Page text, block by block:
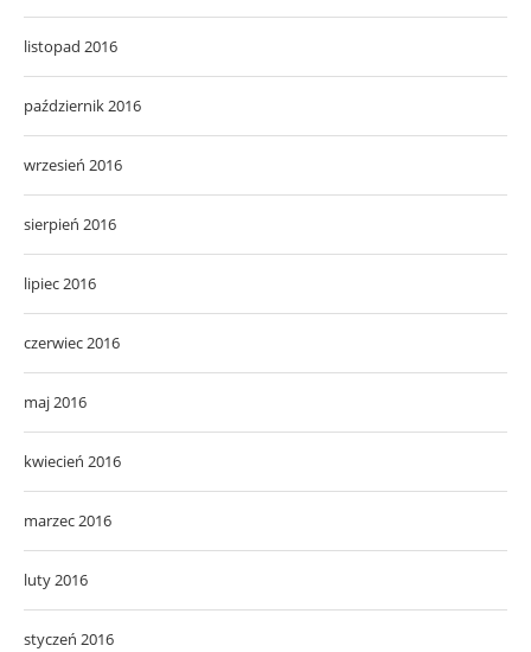
listopad 2016
październik 2016
wrzesień 2016
sierpień 2016
lipiec 2016
czerwiec 2016
maj 2016
kwiecień 2016
marzec 2016
luty 2016
styczeń 2016